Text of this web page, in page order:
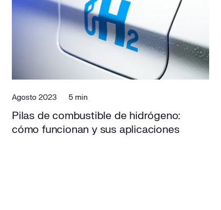
Agosto 2023 5 min
Pilas de combustible de hidrógeno:
cómo funcionan y sus aplicaciones